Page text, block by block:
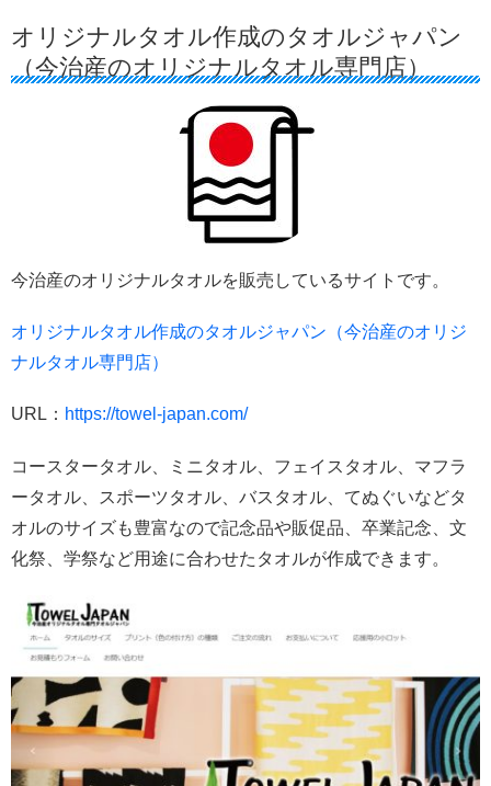
オリジナルタオル作成のタオルジャパン
（今治産のオリジナルタオル専門店）
今治産のオリジナルタオルを販売しているサイトです。
オリジナルタオル作成のタオルジャパン（今治産のオリジ
ナルタオル専門店）
URL： https://towel-japan.com/
コースタータオル、ミニタオル、フェイスタオル、マフラ
ータオル、スポーツタオル、バスタオル、てぬぐいなどタ
オルのサイズも豊富なので記念品や販促品、卒業記念、文
化祭、学祭など用途に合わせたタオルが作成できます。